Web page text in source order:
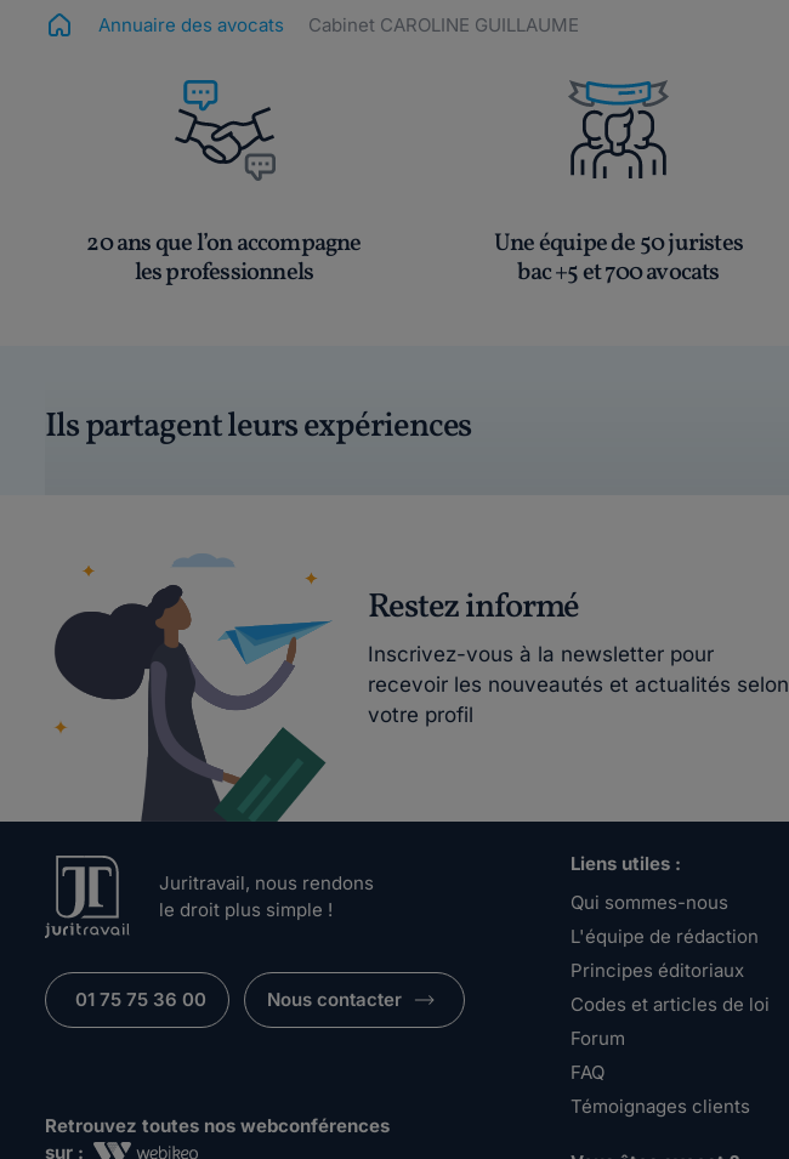
Annuaire des avocats Cabinet CAROLINE GUILLAUME
20 ans que l’on accompagne
les professionnels
Une équipe de 50 juristes
bac +5 et 700 avocats
Ils partagent leurs expériences
Restez informé
Inscrivez-vous à la newsletter pour
recevoir les nouveautés et actualités selon
votre profil
Juritravail, nous rendons
le droit plus simple !
01 75 75 36 00 Nous contacter
Retrouvez toutes nos webconférences
sur :
Liens utiles :
Qui sommes-nous
L'équipe de rédaction
Principes éditoriaux
Codes et articles de loi
Forum
FAQ
Témoignages clients